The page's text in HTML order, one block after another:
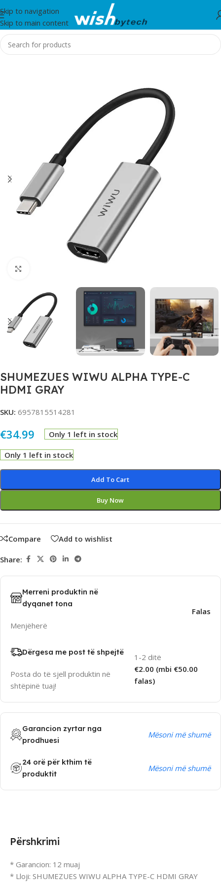
Skip to navigation
Skip to main content
Home/WiWu
SHUMEZUES WIWU ALPHA TYPE-C
HDMI GRAY
SKU: 6957815514281
€34.99 Only 1 left in stock
Only 1 left in stock
Add To Cart
Buy Now
Compare Add to wishlist
Share:
Merreni produktin në
dyqanet tona
Menjëherë
Falas
Dërgesa me post të shpejtë
Posta do të sjell produktin në
shtëpinë tuaj!
1-2 ditë
€2.00 (mbi €50.00
falas)
Garancion zyrtar nga
prodhuesi
Mësoni më shumë
24 orë për kthim të
produktit
Mësoni më shumë
Përshkrimi
* Garancion: 12 muaj
* Lloji: SHUMEZUES WIWU ALPHA TYPE-C HDMI GRAY